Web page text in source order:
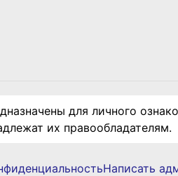
для личного
их правообладателям.
Написать